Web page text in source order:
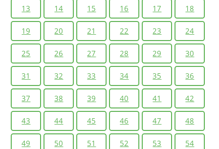
13 14 15 16 17 18
19 20 21 22 23 24
25 26 27 28 29 30
31 32 33 34 35 36
37 38 39 40 41 42
43 44 45 46 47 48
49 50 51 52 53 54